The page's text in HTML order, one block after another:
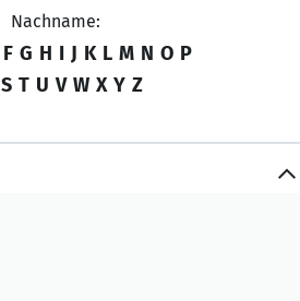
Nachname:
F G H I J K L M N O P
S T U V W X Y Z